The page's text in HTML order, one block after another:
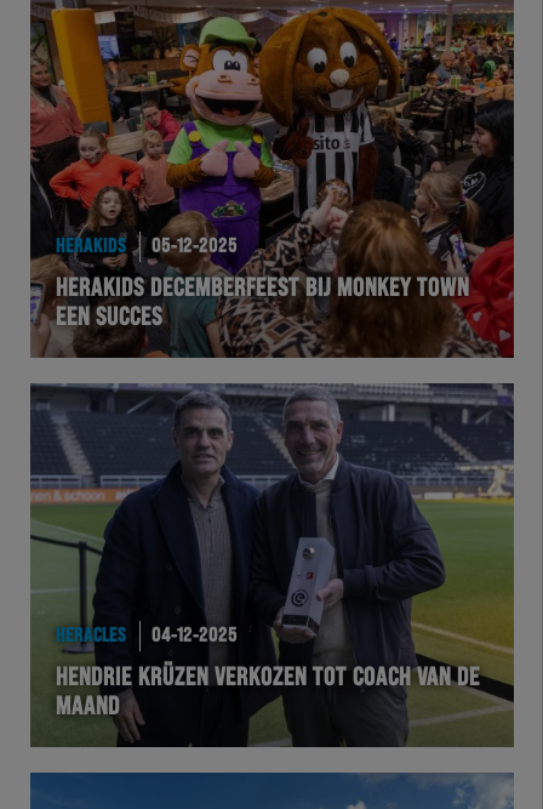
HERTEL
Natuurgras
Wedstrijd
Heracles
BusinessClub
Foundation
Herakids
Team Zwart Wit
Futsal
eSports
Academie
HERAKIDS 05-12-2025
HERAKIDS DECEMBERFEEST BIJ MONKEY TOWN
EEN SUCCES
HERACLES 04-12-2025
HENDRIE KRÜZEN VERKOZEN TOT COACH VAN DE
MAAND